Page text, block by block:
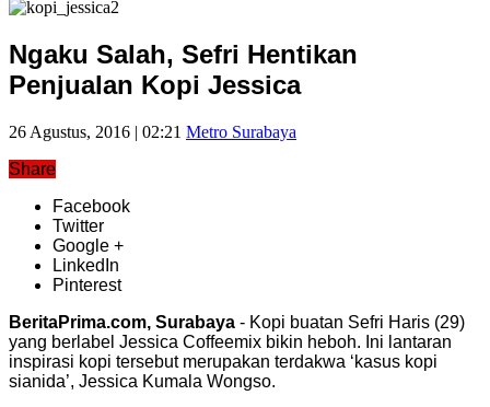
Ngaku Salah, Sefri Hentikan
Penjualan Kopi Jessica
26 Agustus, 2016 | 02:21 Metro Surabaya
Share
Facebook
Twitter
Google +
LinkedIn
Pinterest
BeritaPrima.com, Surabaya - Kopi buatan Sefri Haris (29)
yang berlabel Jessica Coffeemix bikin heboh. Ini lantaran
inspirasi kopi tersebut merupakan terdakwa ‘kasus kopi
sianida’, Jessica Kumala Wongso.